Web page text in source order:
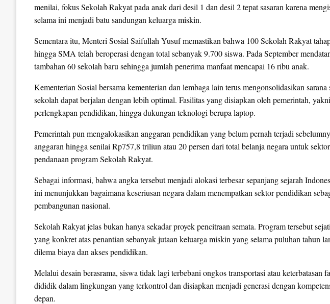
menilai, fokus Sekolah Rakyat pada anak dari desil 1 dan desil 2 tepat sasaran karena
selama ini menjadi batu sandungan keluarga miskin.
Sementara itu, Menteri Sosial Saifullah Yusuf memastikan bahwa 100 Sekolah Rakyat
hingga SMA telah beroperasi dengan total sebanyak 9.700 siswa. Pada September
tambahan 60 sekolah baru sehingga jumlah penerima manfaat mencapai 16 ribu anak.
Kementerian Sosial bersama kementerian dan lembaga lain terus mengonsolidasikan sarana
sekolah dapat berjalan dengan lebih optimal. Fasilitas yang disiapkan oleh pemerintah,
perlengkapan pendidikan, hingga dukungan teknologi berupa laptop.
Pemerintah pun mengalokasikan anggaran pendidikan yang belum pernah terjadi
anggaran hingga senilai Rp757,8 triliun atau 20 persen dari total belanja negara untuk
pendanaan program Sekolah Rakyat.
Sebagai informasi, bahwa angka tersebut menjadi alokasi terbesar sepanjang sejarah
ini menunjukkan bagaimana keseriusan negara dalam menempatkan sektor pendidikan
pembangunan nasional.
Sekolah Rakyat jelas bukan hanya sekadar proyek pencitraan semata. Program tersebut
yang konkret atas penantian sebanyak jutaan keluarga miskin yang selama puluhan tahun
dilema biaya dan akses pendidikan.
Melalui desain berasrama, siswa tidak lagi terbebani ongkos transportasi atau keterbatasan
dididik dalam lingkungan yang terkontrol dan disiapkan menjadi generasi dengan
depan.